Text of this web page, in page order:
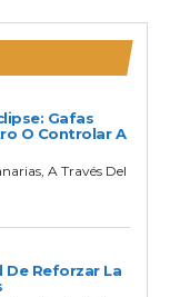
Gafas
O Controlar A
A Través Del
De Reforzar La